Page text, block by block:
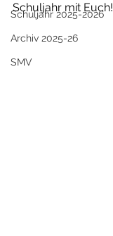
Schuljahr 2025-2026
Archiv 2025-26
SMV
Schuljahr mit Euch!